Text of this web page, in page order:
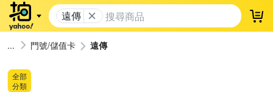
遠傳 登
門號/儲值卡 遠傳
全部
分類